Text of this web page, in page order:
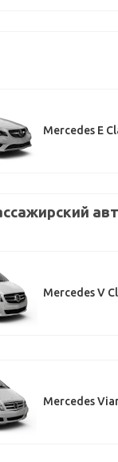
Mercedes E
Mercedes V
Mercedes